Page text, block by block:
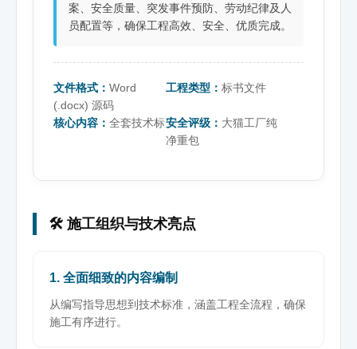
案、安全质量、突发事件预防、劳动纪律及人
员配置等，确保工程高效、安全、优质完成。
文件格式： Word
(.docx) 源码
工程类型：标书文件
核心内容： 全套技术标安全评级： 大猫工厂纯
净重包
🛠️ 施工组织与技术亮点
1. 全面细致的内容编制
从编写指导思想到技术标准，涵盖工程全流程，确保
施工有序进行。